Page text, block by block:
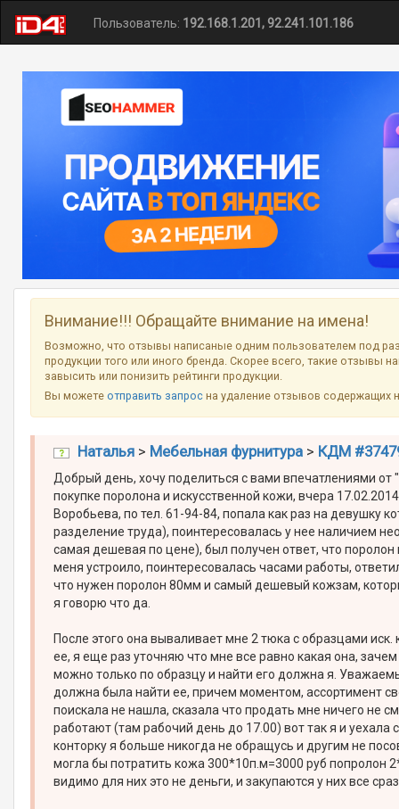
Пользователь: 192.168.1.201, 92.241.101.186
Внимание!!! Обращайте внимание на имена!
Возможно, что отзывы написаные одним пользователем под
продукции того или иного бренда. Скорее всего, такие отзывы
завысить или понизить рейтинги продукции.
Вы можетеотправить запрос на удаление отзывов
Наталья> Мебельная фурнитура> КДМ
Добрый день, хочу поделиться с вами впечатлениями
покупке поролона и искусственной кожи, вчера
Воробьева, по тел. 61-94-84, попала как раз на девушку
разделение труда), поинтересовалась у нее наличием
самая дешевая по цене), был получен ответ, что
меня устроило, поинтересовалась часами работы,
что нужен поролон 80мм и самый дешевый кожзам,
я говорю что да.
После этого она вываливает мне 2 тюка с образцами
ее, я еще раз уточняю что мне все равно какая она,
можно только по образцу и найти его должна я.
должна была найти ее, причем моментом, ассортимент
поискала не нашла, сказала что продать мне ничего не
работают (там рабочий день до 17.00) вот так я и уехала
конторку я больше никогда не обращусь и другим не
могла бы потратить кожа 300*10п.м=3000 руб попролон
видимо для них это не деньги, и закупаются у них все